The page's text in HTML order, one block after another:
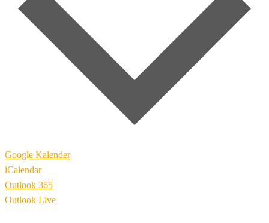
Google Kalender
iCalendar
Outlook 365
Outlook Live